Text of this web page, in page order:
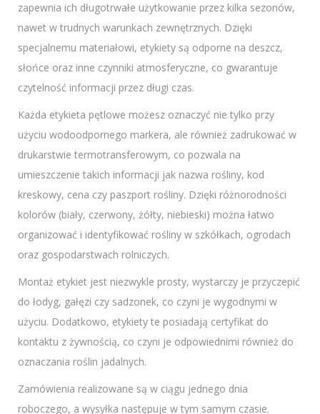
zapewnia ich długotrwałe użytkowanie przez kilka sezonów,
nawet w trudnych warunkach zewnętrznych. Dzięki
specjalnemu materiałowi, etykiety są odporne na deszcz,
słońce oraz inne czynniki atmosferyczne, co gwarantuje
czytelność informacji przez długi czas.
Każda etykieta pętlowe możesz oznaczyć nie tylko przy
użyciu wodoodpornego markera, ale również zadrukować w
drukarstwie termotransferowym, co pozwala na
umieszczenie takich informacji jak nazwa rośliny, kod
kreskowy, cena czy paszport rośliny. Dzięki różnorodności
kolorów (biały, czerwony, żółty, niebieski) można łatwo
organizować i identyfikować rośliny w szkółkach, ogrodach
oraz gospodarstwach rolniczych.
Montaż etykiet jest niezwykle prosty, wystarczy je przyczepić
do łodyg, gałęzi czy sadzonek, co czyni je wygodnymi w
użyciu. Dodatkowo, etykiety te posiadają certyfikat do
kontaktu z żywnością, co czyni je odpowiednimi również do
oznaczania roślin jadalnych.
Zamówienia realizowane są w ciągu jednego dnia
roboczego, a wysyłka następuje w tym samym czasie.